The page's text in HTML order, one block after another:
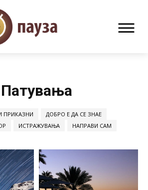
Патувања
ПРИКАЗНИ
ДОБРО Е ДА СЕ ЗНАЕ
ИСТРАЖУВАЊА НАПРАВИ САМ